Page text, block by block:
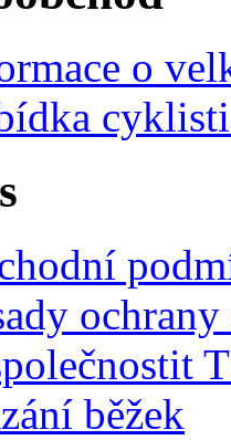
o
běžek